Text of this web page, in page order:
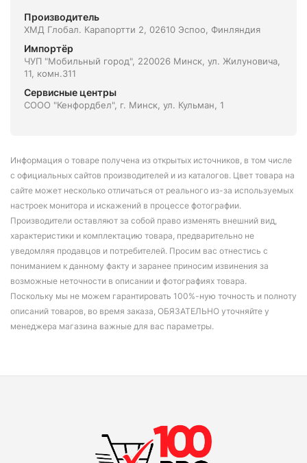
Производитель
ХМД Глобал. Карапортти 2, 02610 Эспоо, Финляндия
Импортёр
ЧУП "Мобильный город", 220026 Минск, ул. Жилуновича,
11, комн.311
Сервисные центры
СООО "Кенфордбел", г. Минск, ул. Кульман, 1
Информация о товаре получена из открытых источников, в том числе
с официальных сайтов производителей и из каталогов. Цвет товара на
сайте может несколько отличаться от реального из-за используемых
настроек монитора и искажений в процессе фотографии.
Производители оставляют за собой право изменять внешний вид,
характеристики и комплектацию товара, предварительно не
уведомляя продавцов и потребителей. Просим вас отнестись с
пониманием к данному факту и заранее приносим извинения за
возможные неточности в описании и фотографиях товара.
Поскольку мы не можем гарантировать 100%-ную точность и полноту
описаний товаров, во время заказа, ОБЯЗАТЕЛЬНО уточняйте у
менеджера магазина важные для вас параметры.